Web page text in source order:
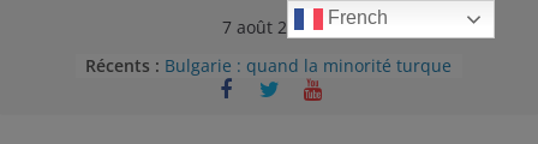
7 août 2026
Récents : Bulgarie : quand la minorité turque
était contrainte à l’effacement
French